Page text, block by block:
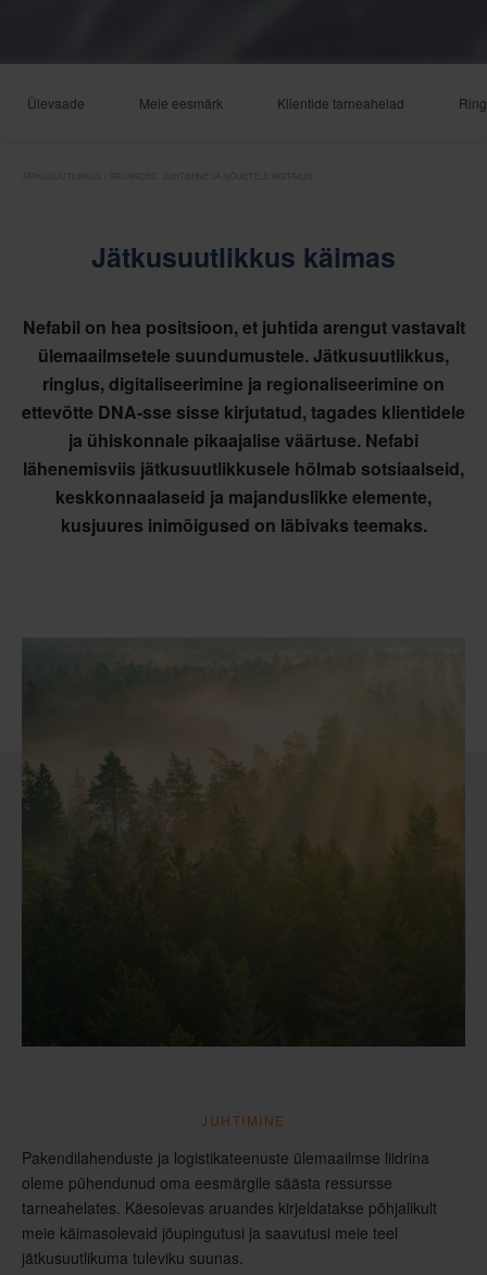
Ülevaade Meie eesmärk Klientide tarneahelad
JÄTKUSUUTLIKKUS ARUANDED, JUHTIMINE JA NÕUETELE VASTAVUS
Jätkusuutlikkus käimas
Nefabil on hea positsioon, et juhtida arengut vastavalt
ülemaailmsetele suundumustele. Jätkusuutlikkus,
ringlus, digitaliseerimine ja regionaliseerimine on
ettevõtte DNA-sse sisse kirjutatud, tagades klientidele
ja ühiskonnale pikaajalise väärtuse. Nefabi
lähenemisviis jätkusuutlikkusele hõlmab sotsiaalseid,
keskkonnaalaseid ja majanduslikke elemente,
kusjuures inimõigused on läbivaks teemaks.
JUHTIMINE
Pakendilahenduste ja logistikateenuste ülemaailmse liidrina
oleme pühendunud oma eesmärgile säästa ressursse
tarneahelates. Käesolevas aruandes kirjeldatakse põhjalikult
meie käimasolevaid jõupingutusi ja saavutusi meie teel
jätkusuutlikuma tuleviku suunas.